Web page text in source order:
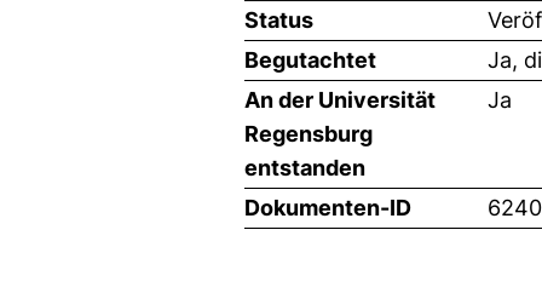
Status
Begutachtet
Ja,
An der Universität
Regensburg
entstanden
Ja
Dokumenten-ID